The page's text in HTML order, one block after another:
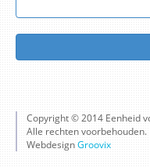
Copyright © 2014 Eenheid
Alle rechten voorbehouden.
WebdesignGroovix